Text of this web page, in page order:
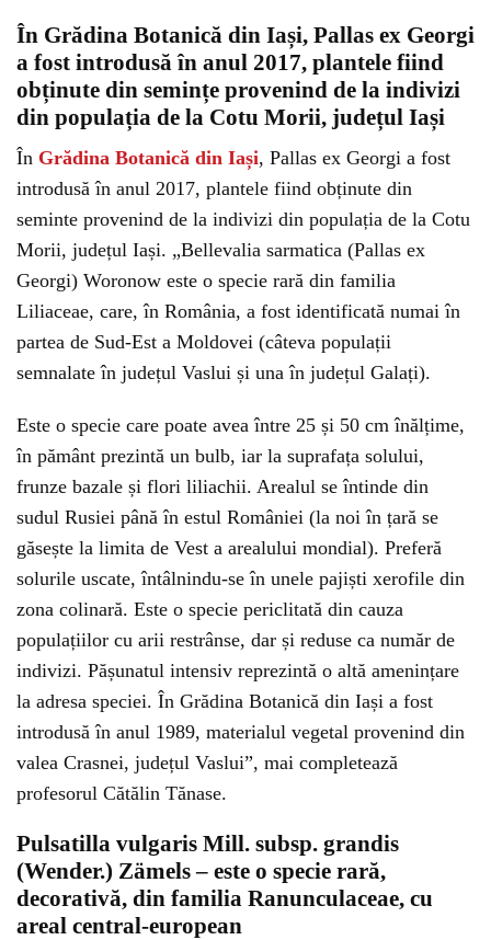
În Grădina Botanică din Iași, Pallas ex Georgi
a fost introdusă în anul 2017, plantele fiind
obținute din semințe provenind de la indivizi
din populația de la Cotu Morii, județul Iași
În Grădina Botanică din Iași, Pallas ex Georgi a fost
introdusă în anul 2017, plantele fiind obținute din
seminte provenind de la indivizi din populația de la Cotu
Morii, județul Iași. „Bellevalia sarmatica (Pallas ex
Georgi) Woronow este o specie rară din familia
Liliaceae, care, în România, a fost identificată numai în
partea de Sud-Est a Moldovei (câteva populații
semnalate în județul Vaslui și una în județul Galați).
Este o specie care poate avea între 25 și 50 cm înălțime,
în pământ prezintă un bulb, iar la suprafața solului,
frunze bazale și flori liliachii. Arealul se întinde din
sudul Rusiei până în estul României (la noi în țară se
găsește la limita de Vest a arealului mondial). Preferă
solurile uscate, întâlnindu-se în unele pajiști xerofile din
zona colinară. Este o specie periclitată din cauza
populațiilor cu arii restrânse, dar și reduse ca număr de
indivizi. Pășunatul intensiv reprezintă o altă amenințare
la adresa speciei. În Grădina Botanică din Iași a fost
introdusă în anul 1989, materialul vegetal provenind din
valea Crasnei, județul Vaslui”, mai completează
profesorul Cătălin Tănase.
Pulsatilla vulgaris Mill. subsp. grandis
(Wender.) Zämels – este o specie rară,
decorativă, din familia Ranunculaceae, cu
areal central-european